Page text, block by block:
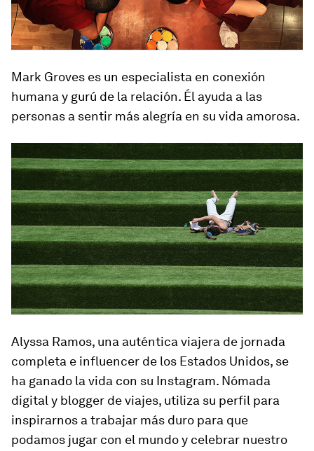
Mark Groves es un especialista en conexión
humana y gurú de la relación. Él ayuda a las
personas a sentir más alegría en su vida amorosa.
Alyssa Ramos, una auténtica viajera de jornada
completa e influencer de los Estados Unidos, se
ha ganado la vida con su Instagram. Nómada
digital y blogger de viajes, utiliza su perfil para
inspirarnos a trabajar más duro para que
podamos jugar con el mundo y celebrar nuestro